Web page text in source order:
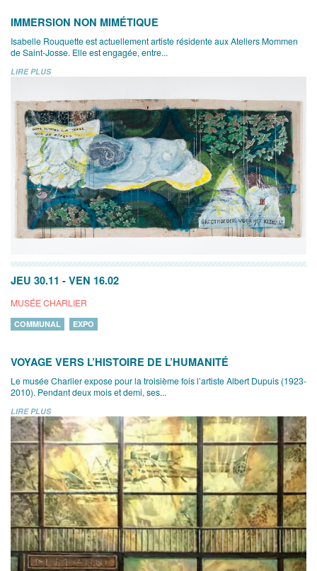
IMMERSION NON MIMÉTIQUE
Isabelle Rouquette est actuellement artiste résidente aux Ateliers Mommen
de Saint-Josse. Elle est engagée, entre...
LIRE PLUS
JEU 30.11 - VEN 16.02
MUSÉE CHARLIER
COMMUNAL EXPO
VOYAGE VERS L’HISTOIRE DE L’HUMANITÉ
Le musée Charlier expose pour la troisième fois l’artiste Albert Dupuis (1923-
2010). Pendant deux mois et demi, ses...
LIRE PLUS